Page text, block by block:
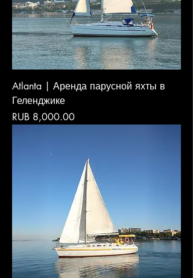
Atlanta | Аренда парусной яхты в
Геленджике
Price
RUB 8,000.00